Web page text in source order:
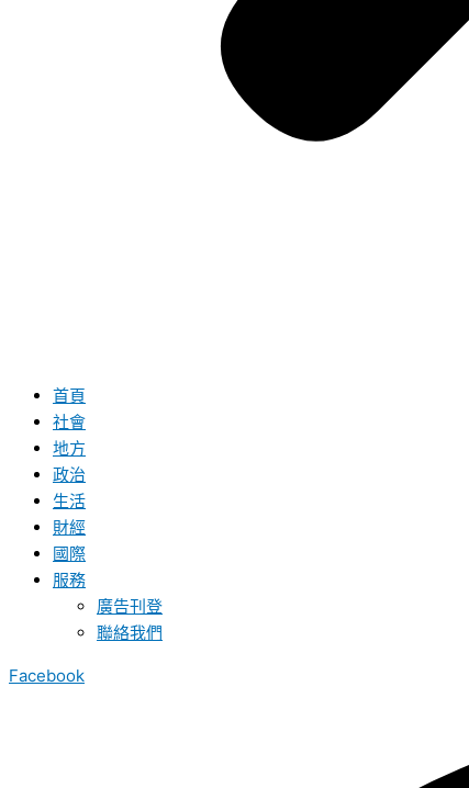
首頁
社會
地方
政治
生活
財經
國際
服務
廣告刊登
聯絡我們
Facebook